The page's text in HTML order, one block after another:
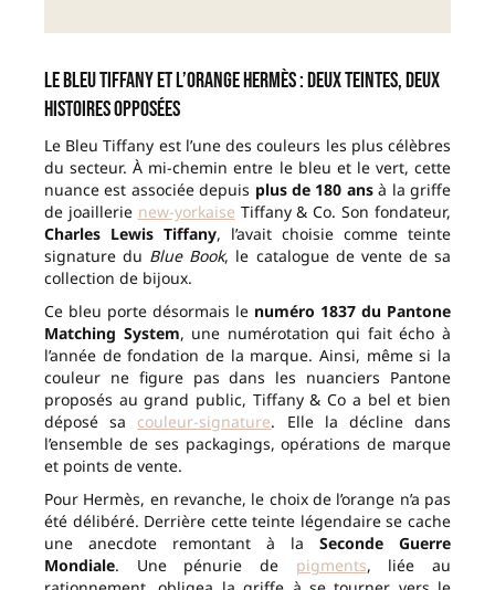
Le Bleu Tiffany et l’Orange Hermès : deux teintes, deux
histoires opposées
Le Bleu Tiffany est l’une des couleurs les plus célèbres
du secteur. À mi-chemin entre le bleu et le vert, cette
nuance est associée depuis plus de 180 ansà la griffe
de joaillerie new-yorkaise Tiffany & Co. Son fondateur,
Charles Lewis Tiffany, l’avait choisie comme teinte
signature du Blue Book, le catalogue de vente de sa
collection de bijoux.
Ce bleu porte désormais le numéro 1837 du Pantone
Matching System, une numérotation qui fait écho à
l’année de fondation de la marque. Ainsi, même si la
couleur ne figure pas dans les nuanciers Pantone
proposés au grand public, Tiffany & Co a bel et bien
déposé sa couleur-signature. Elle la décline dans
l’ensemble de ses packagings, opérations de marque
et points de vente.
Pour Hermès, en revanche, le choix de l’orange n’a pas
été délibéré. Derrière cette teinte légendaire se cache
une anecdote remontant à la Seconde Guerre
Mondiale. Une pénurie de pigments, liée au